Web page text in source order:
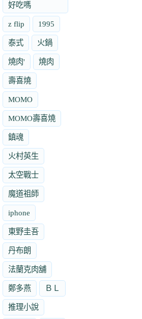
好吃嗎
z flip 1995
泰式 火鍋
燒肉' 燒肉
壽喜燒
MOMO
MOMO壽喜燒
鎮魂
火村英生
太空戰士
魔道祖師
iphone
東野圭吾
丹布朗
法蘭克肉舖
鄭多燕 ＢＬ
推理小說